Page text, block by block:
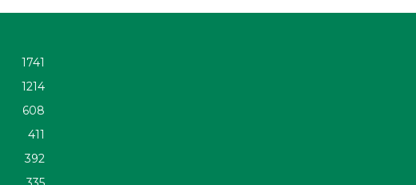
1741
1214
608
411
392